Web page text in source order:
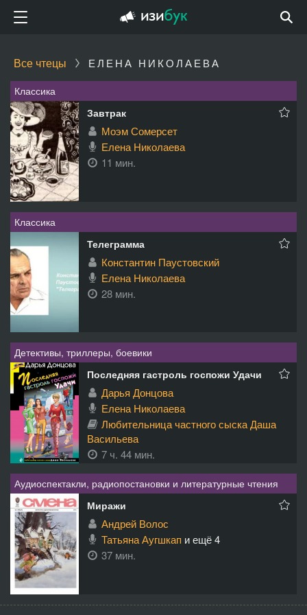
Все чтецы ЕЛЕНА НИКОЛАЕВА
Классика
Завтрак
Моэм Сомерсет
Елена Николаева
11 мин.
Классика
Телеграмма
Константин Паустовский
Елена Николаева
28 мин.
Детективы, триллеры, боевики
Последняя гастроль госпожи Удачи
Дарья Донцова
Елена Николаева
Любительница частного сыска Даша
Васильева
7 ч. 44 мин.
Аудиоспектакли, радиопостановки и литературные чтения
Миражи
Андрей Волос
Татьяна Аугшкап и ещё 4
37 мин.